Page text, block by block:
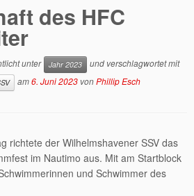
des HFC
unter Jahr 2023 und verschlagwortet mit
am6. Juni 2023 vonPhillip Esch
richtete der Wilhelmshavener SSV das
im Nautimo aus. Mit am Startblock
und Schwimmer des